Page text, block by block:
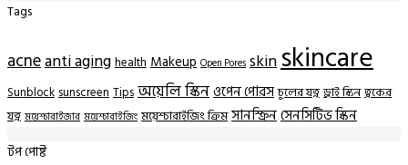
Tags
acneanti aging health Makeup Open Pores skinskincare
Sunblock sunscreen Tips অয়েলি স্কিনওপেন পোরস চুলের যত্ন ড্রাই স্কিন ত্বকের
যত্ন ময়েশ্চারাইজার ময়েশ্চারাইজিং ময়েশ্চারাইজিং ক্রিম সানস্ক্রিনসেনসিটিভ স্কিন
টপ পোষ্ট